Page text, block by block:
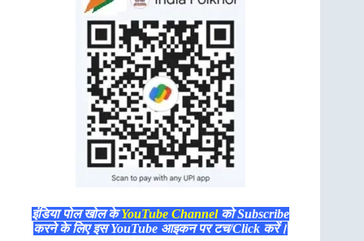
इंडिया पोल खोल केYouTube Channelको Subscribe
करने के लिए इस YouTube आइकन पर टच/Click करें।